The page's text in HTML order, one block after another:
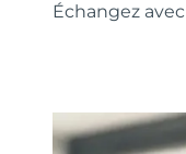
Échangez